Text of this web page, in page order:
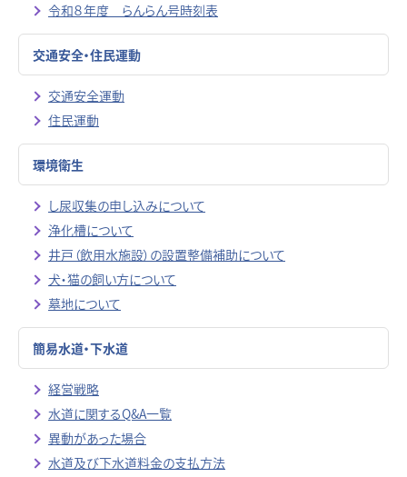
令和８年度 らんらん号時刻表
交通安全・住民運動
交通安全運動
住民運動
環境衛生
し尿収集の申し込みについて
浄化槽について
井戸（飲用水施設）の設置整備補助について
犬・猫の飼い方について
墓地について
簡易水道・下水道
経営戦略
水道に関するQ&A一覧
異動があった場合
水道及び下水道料金の支払方法